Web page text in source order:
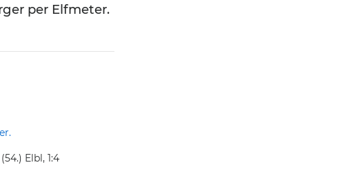
per Elfmeter.
Elbl, 1:4